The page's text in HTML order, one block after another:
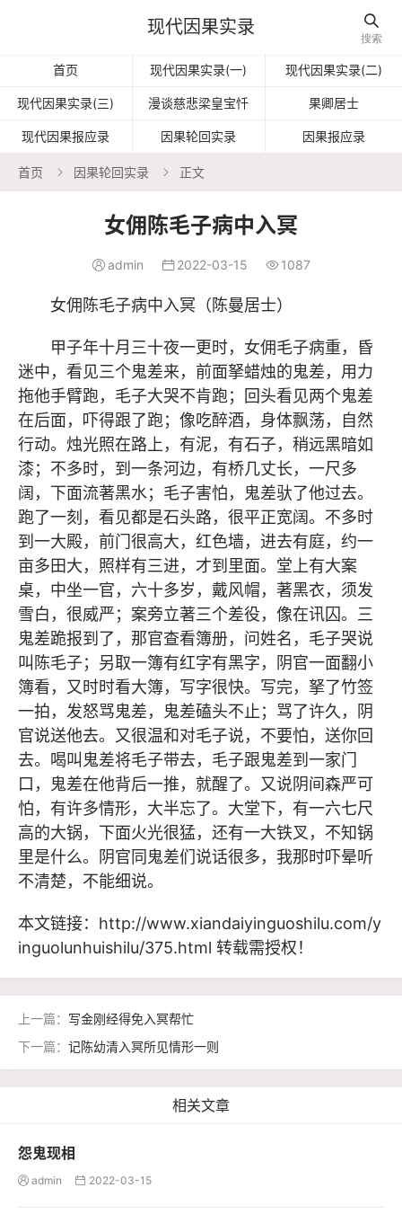
现代因果实录 
搜索
首页 现代因果实录(一) 现代因果实录(二)
现代因果实录(三) 漫谈慈悲梁皇宝忏 果卿居士
现代因果报应录 因果轮回实录 因果报应录
首页  因果轮回实录  正文
女佣陈毛子病中入冥
 admin  2022-03-15  1087
女佣陈毛子病中入冥（陈曼居士）
甲子年十月三十夜一更时，女佣毛子病重，昏
迷中，看见三个鬼差来，前面拏蜡烛的鬼差，用力
拖他手臂跑，毛子大哭不肯跑；回头看见两个鬼差
在后面，吓得跟了跑；像吃醉酒，身体飘荡，自然
行动。烛光照在路上，有泥，有石子，稍远黑暗如
漆；不多时，到一条河边，有桥几丈长，一尺多
阔，下面流著黑水；毛子害怕，鬼差驮了他过去。
跑了一刻，看见都是石头路，很平正宽阔。不多时
到一大殿，前门很高大，红色墙，进去有庭，约一
亩多田大，照样有三进，才到里面。堂上有大案
桌，中坐一官，六十多岁，戴风帽，著黑衣，须发
雪白，很威严；案旁立著三个差役，像在讯囚。三
鬼差跪报到了，那官查看簿册，问姓名，毛子哭说
叫陈毛子；另取一簿有红字有黑字，阴官一面翻小
簿看，又时时看大簿，写字很快。写完，拏了竹签
一拍，发怒骂鬼差，鬼差磕头不止；骂了许久，阴
官说送他去。又很温和对毛子说，不要怕，送你回
去。喝叫鬼差将毛子带去，毛子跟鬼差到一家门
口，鬼差在他背后一推，就醒了。又说阴间森严可
怕，有许多情形，大半忘了。大堂下，有一六七尺
高的大锅，下面火光很猛，还有一大铁叉，不知锅
里是什么。阴官同鬼差们说话很多，我那时吓晕听
不清楚，不能细说。
本文链接： http://www.xiandaiyinguoshilu.com/y
inguolunhuishilu/375.html 转载需授权！
上一篇： 写金刚经得免入冥帮忙
下一篇： 记陈幼清入冥所见情形一则
相关文章
怨鬼现相
 admin  2022-03-15